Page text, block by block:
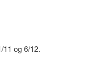
11 og 6/12.